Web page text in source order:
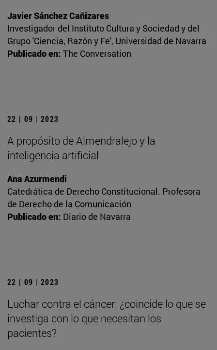
Javier Sánchez Cañizares
Investigador del Instituto Cultura y Sociedad y del
Grupo 'Ciencia, Razón y Fe', Universidad de Navarra
Publicado en: The Conversation
22 | 09 | 2023
A propósito de Almendralejo y la
inteligencia artificial
Ana Azurmendi
Catedrática de Derecho Constitucional. Profesora
de Derecho de la Comunicación
Publicado en: Diario de Navarra
22 | 09 | 2023
Luchar contra el cáncer: ¿coincide lo que se
investiga con lo que necesitan los
pacientes?